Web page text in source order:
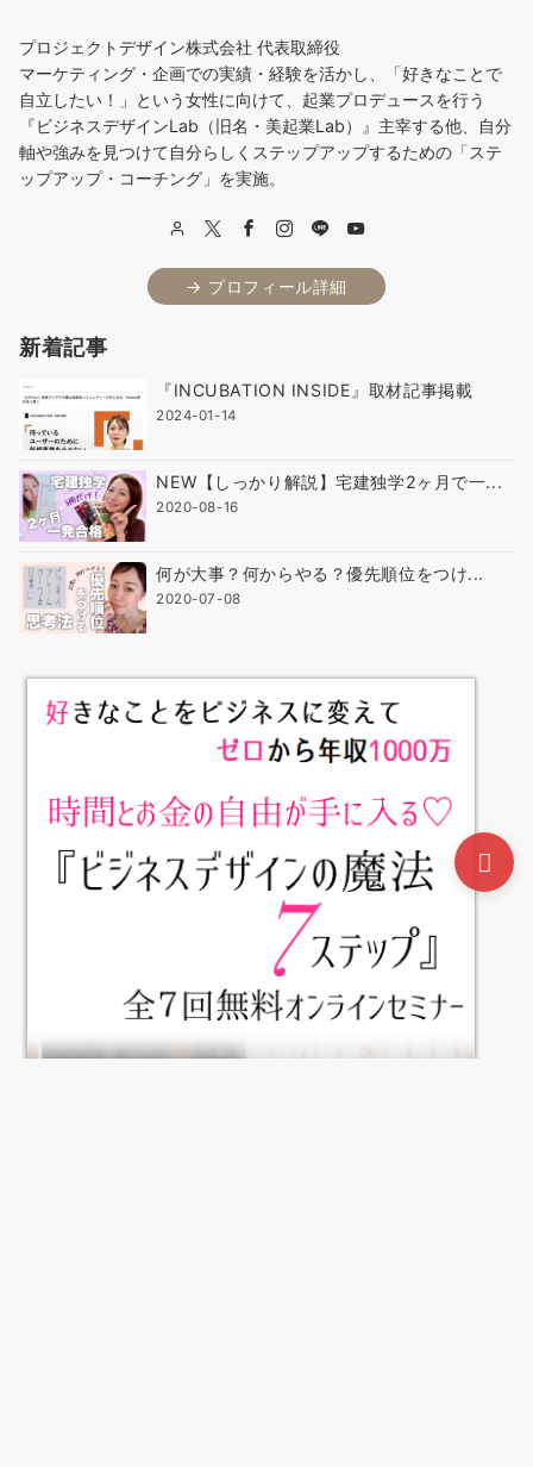
プロジェクトデザイン株式会社 代表取締役
マーケティング・企画での実績・経験を活かし、「好きなことで
自立したい！」という女性に向けて、起業プロデュースを行う
『ビジネスデザインLab（旧名・美起業Lab）』主宰する他、自分
軸や強みを見つけて自分らしくステップアップするための「ステ
ップアップ・コーチング」を実施。
→ プロフィール詳細
新着記事
『INCUBATION INSIDE』取材記事掲載
2024-01-14
NEW【しっかり解説】宅建独学2ヶ月で一...
2020-08-16
何が大事？何からやる？優先順位をつけ...
2020-07-08